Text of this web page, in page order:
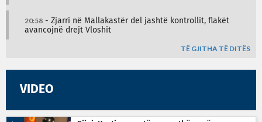
20:58 - Zjarri në Mallakastër del jashtë kontrollit, flakët
avancojnë drejt Vloshit
TË GJITHA TË DITËS
VIDEO